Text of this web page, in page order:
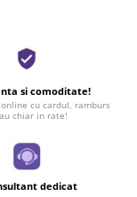
si comoditate!
cu cardul, ramburs
chiar in rate!
dedicat